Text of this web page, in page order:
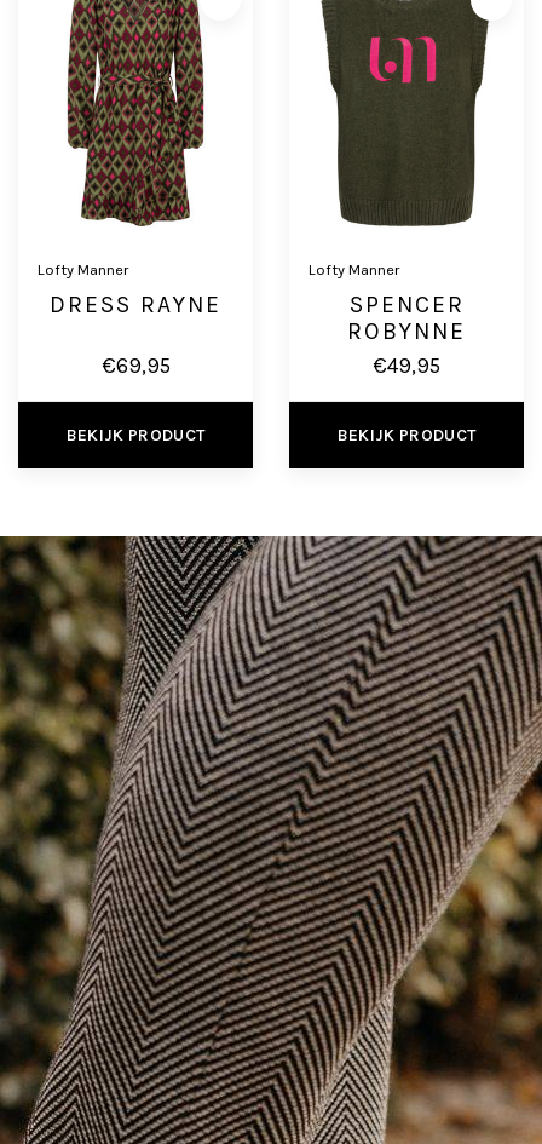
Lofty Manner
DRESS RAYNE
€69,95
BEKIJK PRODUCT
Lofty Manner
SPENCER
ROBYNNE
€49,95
BEKIJK PRODUCT